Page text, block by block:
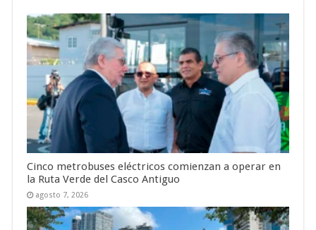
Cinco metrobuses eléctricos comienzan a operar en
la Ruta Verde del Casco Antiguo
agosto 7, 2026